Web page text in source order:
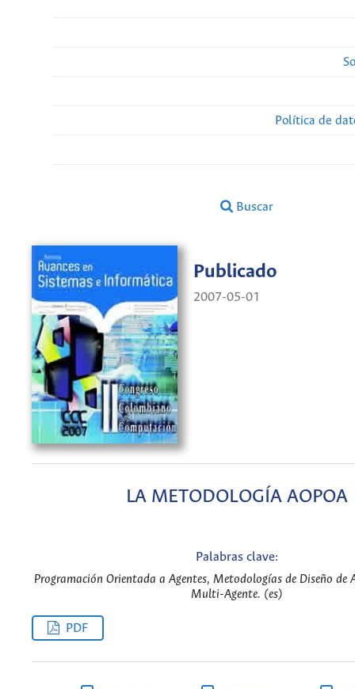
Política de
Buscar
Publicado
2007-05-01
LA METODOLOGÍA AOPOA
Palabras clave:
Programación Orientada a Agentes, Metodologías de Diseño de
Multi-Agente. (es)
PDF